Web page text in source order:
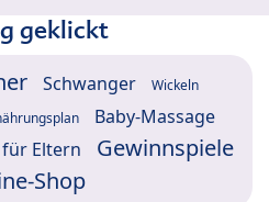
geklickt
Schwanger Wickeln
Baby-Massage
Eltern
Gewinnspiele
Shop